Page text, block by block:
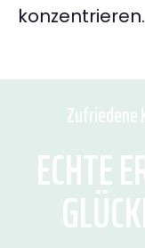
konzentrieren.
Zufriedene
ECHTE